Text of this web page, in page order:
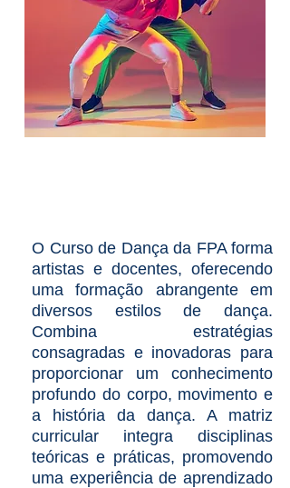
O Curso de Dança da FPA forma
artistas e docentes, oferecendo
uma formação abrangente em
diversos estilos de dança.
Combina estratégias
consagradas e inovadoras para
proporcionar um conhecimento
profundo do corpo, movimento e
a história da dança. A matriz
curricular integra disciplinas
teóricas e práticas, promovendo
uma experiência de aprendizado